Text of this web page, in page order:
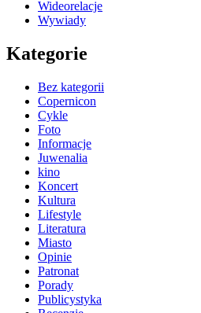
Wideorelacje
Wywiady
Kategorie
Bez kategorii
Copernicon
Cykle
Foto
Informacje
Juwenalia
kino
Koncert
Kultura
Lifestyle
Literatura
Miasto
Opinie
Patronat
Porady
Publicystyka